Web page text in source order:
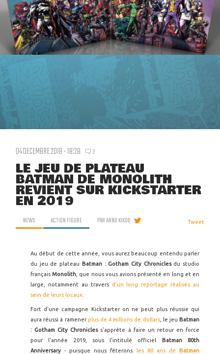
04 DECEMBRE 2018 - 18:28 2
LE JEU DE PLATEAU
BATMAN DE MONOLITH
REVIENT SUR KICKSTARTER
EN 2019
NEWS ACTION FIGURE PARARNO KIKOO Tweet
Au début de cette année, vous aurez beaucoup entendu parler
du jeu de plateau Batman : Gotham City Chroniclesdu studio
françaisMonolith , que nous vous avions présenté en long et en
large, notamment au travers d'un long reportage réalisés au
sein de leurs locaux
Fort d'une campagne Kickstarter on ne peut plus réussie qui
aura réussi à ramenerplus de 4 millions de dollars, le jeu Batman
: Gotham City Chronicles s'apprête à faire un retour en force
pour l'année 2019, sous l'intitulé officiel
Batman 80th
Anniversary- puisque nous fêterons les 80 ans deBatman